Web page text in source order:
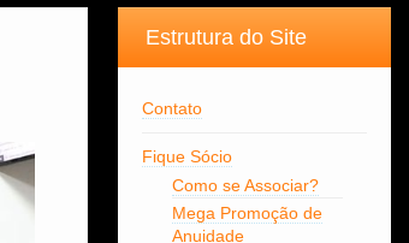
Estrutura do Site
Contato
Fique Sócio
Como se Associar?
Mega Promoção de
Anuidade